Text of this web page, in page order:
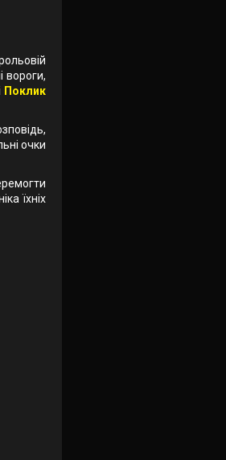
вороги,
Поклик
очки
їхніх